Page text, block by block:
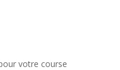
votre course